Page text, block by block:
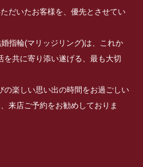
だいたお客様を、優先とさせてい
指輪(マリッジリング)は、これか
を共に寄り添い遂げる、最も大切
の楽しい思い出の時間をお過ごしい
来店ご予約をお勧めしておりま